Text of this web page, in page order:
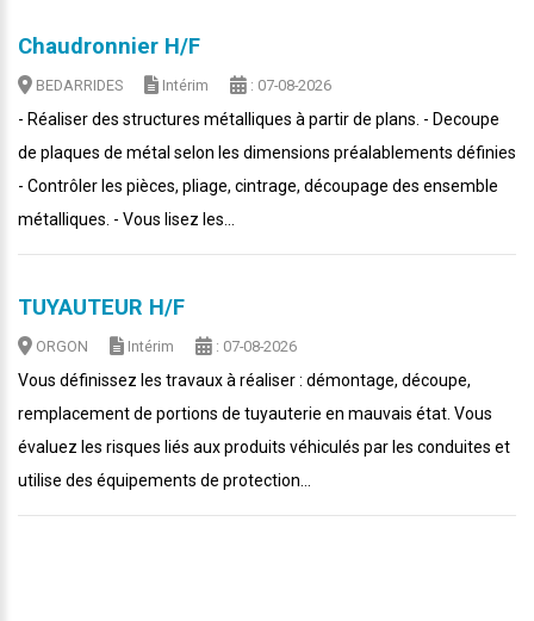
Chaudronnier H/F
BEDARRIDES Intérim : 07-08-2026
- Réaliser des structures métalliques à partir de plans. - Decoupe
de plaques de métal selon les dimensions préalablements définies
- Contrôler les pièces, pliage, cintrage, découpage des ensemble
métalliques. - Vous lisez les...
TUYAUTEUR H/F
ORGON Intérim : 07-08-2026
Vous définissez les travaux à réaliser : démontage, découpe,
remplacement de portions de tuyauterie en mauvais état. Vous
évaluez les risques liés aux produits véhiculés par les conduites et
utilise des équipements de protection...